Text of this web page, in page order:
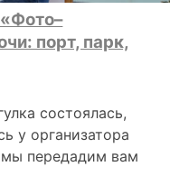
порт, парк,
состоялась,
у организатора
мы передадим вам